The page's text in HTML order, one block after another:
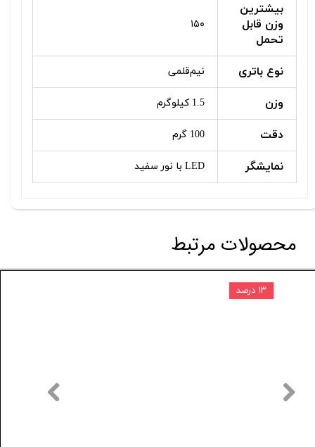
بیشترین
وزن قابل
تحمل
۱۵۰
نوع باتری نیم‌قلمی
وزن 1.5 کیلوگرم
دقت 100 گرم
نمایشگر LED با نور سفید
محصولات مرتبط
۱۳ درصد